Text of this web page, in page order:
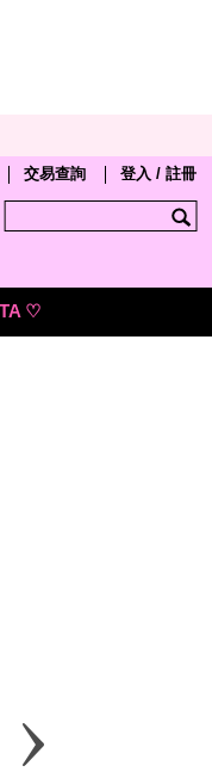
♡
交易查詢 登入 / 註冊